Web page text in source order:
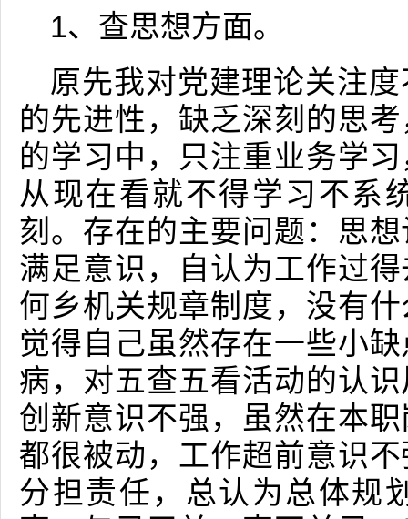
1、查思想方面。
原先我对党建理论关注
的先进性，缺乏深刻的思
的学习中，只注重业务学
从现在看就不得学习不系
刻。存在的主要问题：思
满足意识，自认为工作过
何乡机关规章制度，没有
觉得自己虽然存在一些小
病，对五查五看活动的认
创新意识不强，虽然在本
都很被动，工作超前意识
分担责任，总认为总体规